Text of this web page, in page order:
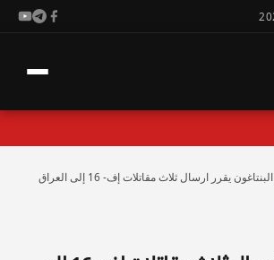
البنتاغون يقرر ارسال ثلاث مقاتلات إف- 16 إلى العراق